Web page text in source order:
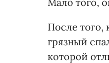
После того,
грязный
которой